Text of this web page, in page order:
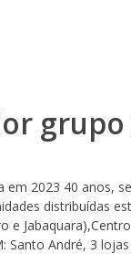
grupo
em 2023 40 anos,
distribuídas
e
Santo André, 3